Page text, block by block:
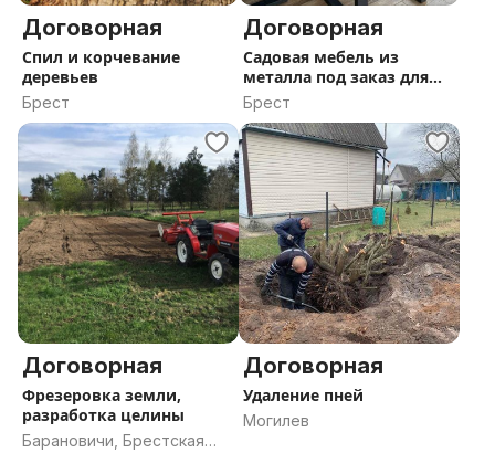
Договорная
Спил и корчевание
деревьев
Брест
Договорная
Садовая мебель из
металла под заказ для
дома и дачи
Брест
Договорная
Фрезеровка земли,
разработка целины
Барановичи, Брестская
Договорная
Удаление пней
Могилев